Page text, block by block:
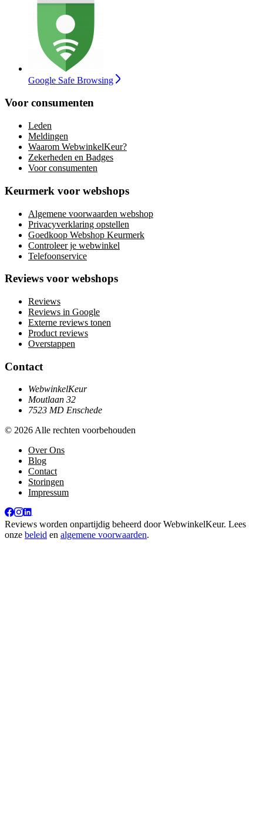
Google Safe Browsing
Voor consumenten
Leden
Meldingen
Waarom WebwinkelKeur?
Zekerheden en Badges
Voor consumenten
Keurmerk voor webshops
Algemene voorwaarden webshop
Privacyverklaring opstellen
Goedkoop Webshop Keurmerk
Controleer je webwinkel
Telefoonservice
Reviews voor webshops
Reviews
Reviews in Google
Externe reviews tonen
Product reviews
Overstappen
Contact
WebwinkelKeur
Moutlaan 32
7523 MD Enschede
© 2026 Alle rechten voorbehouden
Over Ons
Blog
Contact
Storingen
Impressum
Reviews worden onpartijdig beheerd doorWebwinkelKeur. Lees
onze beleid en algemene voorwaarden.